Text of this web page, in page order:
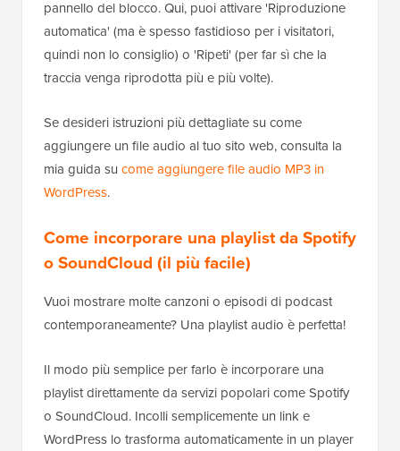
pannello del blocco. Qui, puoi attivare 'Riproduzione
automatica' (ma è spesso fastidioso per i visitatori,
quindi non lo consiglio) o 'Ripeti' (per far sì che la
traccia venga riprodotta più e più volte).
Se desideri istruzioni più dettagliate su come
aggiungere un file audio al tuo sito web, consulta la
mia guida su come aggiungere file audio MP3 in
WordPress.
Come incorporare una playlist da Spotify
o SoundCloud (il più facile)
Vuoi mostrare molte canzoni o episodi di podcast
contemporaneamente? Una playlist audio è perfetta!
Il modo più semplice per farlo è incorporare una
playlist direttamente da servizi popolari come Spotify
o SoundCloud. Incolli semplicemente un link e
WordPress lo trasforma automaticamente in un player